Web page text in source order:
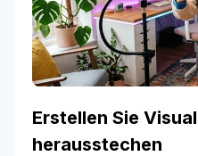
Erstellen Sie
herausstechen